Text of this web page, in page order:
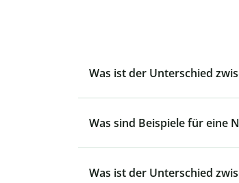
Was ist der Unterschied
Was sind Beispiele für eine
Was ist der Unterschied